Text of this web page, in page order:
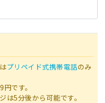
プリペイド式携帯電話のみ
です。
は5分後から可能です。